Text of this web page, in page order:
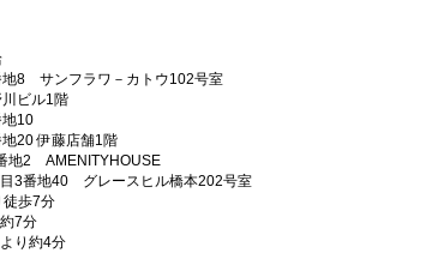
地8 サンフラワ－カトウ102号室
ビル1階
地10
20 伊藤店舗1階
地2 AMENITYHOUSE
目3番地40 グレースヒル橋本202号室
徒歩7分
7分
り約4分